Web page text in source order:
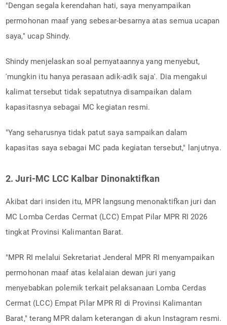
"Dengan segala kerendahan hati, saya menyampaikan
permohonan maaf yang sebesar-besarnya atas semua ucapan
saya," ucap Shindy.
Shindy menjelaskan soal pernyataannya yang menyebut,
'mungkin itu hanya perasaan adik-adik saja'. Dia mengakui
kalimat tersebut tidak sepatutnya disampaikan dalam
kapasitasnya sebagai MC kegiatan resmi.
"Yang seharusnya tidak patut saya sampaikan dalam
kapasitas saya sebagai MC pada kegiatan tersebut," lanjutnya.
2. Juri-MC LCC Kalbar Dinonaktifkan
Akibat dari insiden itu, MPR langsung menonaktifkan juri dan
MC Lomba Cerdas Cermat (LCC) Empat Pilar MPR RI 2026
tingkat Provinsi Kalimantan Barat.
"MPR RI melalui Sekretariat Jenderal MPR RI menyampaikan
permohonan maaf atas kelalaian dewan juri yang
menyebabkan polemik terkait pelaksanaan Lomba Cerdas
Cermat (LCC) Empat Pilar MPR RI di Provinsi Kalimantan
Barat," terang MPR dalam keterangan di akun Instagram resmi.